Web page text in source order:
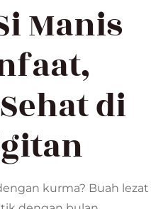
Manis
di
kurma? Buah lezat